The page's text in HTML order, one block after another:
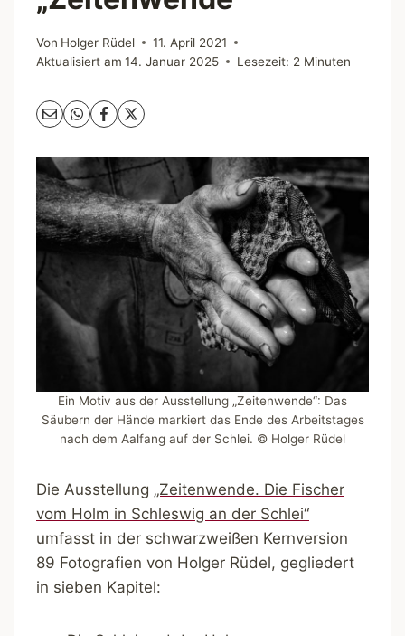
Von Holger Rüdel
11. April 2021
Aktualisiert am 14. Januar 2025 Lesezeit: 2 Minuten
Ein Motiv aus der Ausstellung „Zeitenwende“: Das
Säubern der Hände markiert das Ende des Arbeitstages
nach dem Aalfang auf der Schlei. © Holger Rüdel
Die Ausstellung „Zeitenwende. Die Fischer
vom Holm in Schleswig an der Schlei“
umfasst in der schwarzweißen Kernversion
89 Fotografien von Holger Rüdel, gegliedert
in sieben Kapitel: